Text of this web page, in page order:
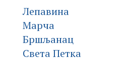
Лепавина
Марча
Бршљанац
Света Петка